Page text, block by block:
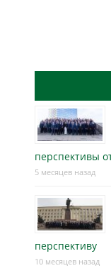
перспективы
5 месяцев назад
перспективу
10 месяцев назад